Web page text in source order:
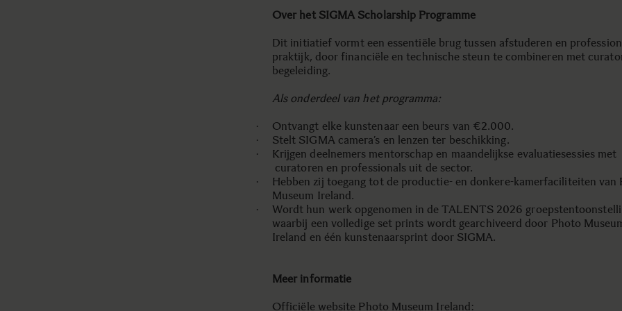
Over het SIGMA Scholarship Programme
Dit initiatief vormt een essentiële brug tussen afstuderen en
praktijk, door financiële en technische steun te combineren met
begeleiding.
Als onderdeel van het programma:
· Ontvangt elke kunstenaar een beurs van €2.000.
· Stelt SIGMA camera’s en lenzen ter beschikking.
·
Krijgen deelnemers mentorschap en maandelijkse evaluatiesessies met
curatoren en professionals uit de sector.
·
Hebben zij toegang tot de productie- en donkere-kamerfaciliteiten van
Museum Ireland.
·
Wordt hun werk opgenomen in de TALENTS 2026
waarbij een volledige set prints wordt gearchiveerd door Photo
Ireland en één kunstenaarsprint door SIGMA.
Meer informatie
Officiële website Photo Museum Ireland: